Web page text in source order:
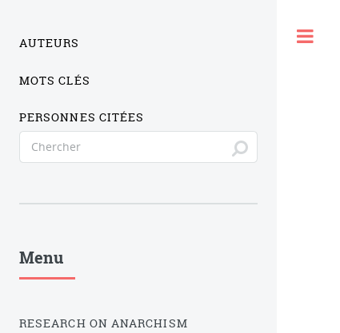
AUTEURS
MOTS CLÉS
PERSONNES CITÉES
Menu
RESEARCH ON ANARCHISM